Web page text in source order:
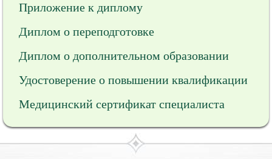
Приложение к диплому
Диплом о переподготовке
Диплом о дополнительном образовании
Удостоверение о повышении квалификации
Медицинский сертификат специалиста